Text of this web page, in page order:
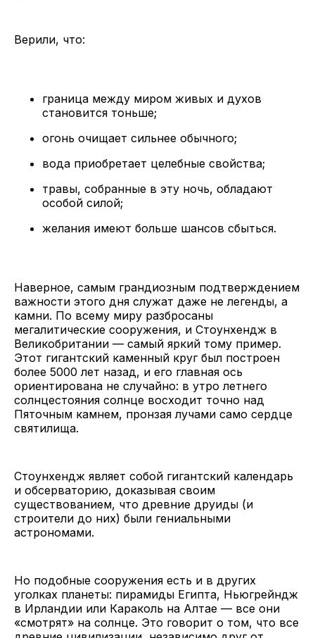
Верили, что:
граница между миром живых и духов
становится тоньше;
огонь очищает сильнее обычного;
вода приобретает целебные свойства;
травы, собранные в эту ночь, обладают
особой силой;
желания имеют больше шансов сбыться.
Наверное, самым грандиозным подтверждением
важности этого дня служат даже не легенды, а
камни. По всему миру разбросаны
мегалитические сооружения, и Стоунхендж в
Великобритании — самый яркий тому пример.
Этот гигантский каменный круг был построен
более 5000 лет назад, и его главная ось
ориентирована не случайно: в утро летнего
солнцестояния солнце восходит точно над
Пяточным камнем, пронзая лучами само сердце
святилища.
Стоунхендж являет собой гигантский календарь
и обсерваторию, доказывая своим
существованием, что древние друиды (и
строители до них) были гениальными
астрономами.
Но подобные сооружения есть и в других
уголках планеты: пирамиды Египта, Ньюгрейндж
в Ирландии или Караколь на Алтае — все они
«смотрят» на солнце. Это говорит о том, что все